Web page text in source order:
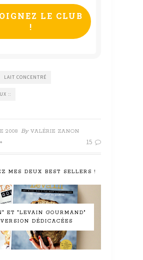
LAIT CONCENTRÉ
::
2008 By VALÉRIE ZANON
15
MES DEUX BEST SELLERS !
ET "LEVAIN GOURMAND"
DÉDICACÉES